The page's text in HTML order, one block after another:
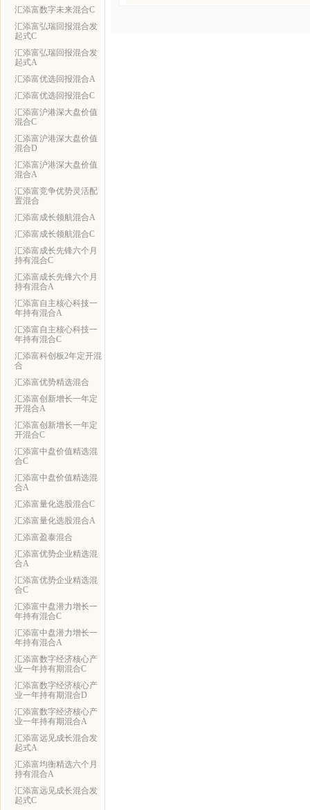
汇添富数字未来混合C
汇添富弘瑞回报混合发
起式C
汇添富弘瑞回报混合发
起式A
汇添富优选回报混合A
汇添富优选回报混合C
汇添富沪港深大盘价值
混合C
汇添富沪港深大盘价值
混合D
汇添富沪港深大盘价值
混合A
汇添富竞争优势灵活配
置混合
汇添富成长领航混合A
汇添富成长领航混合C
汇添富成长先锋六个月
持有混合C
汇添富成长先锋六个月
持有混合A
汇添富自主核心科技一
年持有混合A
汇添富自主核心科技一
年持有混合C
汇添富科创板2年定开混
合
汇添富优势精选混合
汇添富创新增长一年定
开混合A
汇添富创新增长一年定
开混合C
汇添富中盘价值精选混
合C
汇添富中盘价值精选混
合A
汇添富量化选股混合C
汇添富量化选股混合A
汇添富盈泰混合
汇添富优势企业精选混
合A
汇添富优势企业精选混
合C
汇添富中盘潜力增长一
年持有混合C
汇添富中盘潜力增长一
年持有混合A
汇添富数字经济核心产
业一年持有期混合C
汇添富数字经济核心产
业一年持有期混合D
汇添富数字经济核心产
业一年持有期混合A
汇添富远见成长混合发
起式A
汇添富均衡精选六个月
持有混合A
汇添富远见成长混合发
起式C